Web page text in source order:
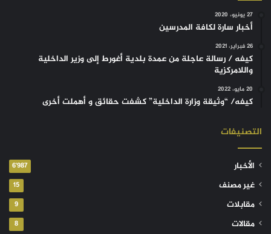
27 يونيو، 2020
أخبار سارة لكافة المدرسين
26 فبراير، 2021
كيفه / رسالة عاجلة من عمدة بلدية أغورط إلى وزير الداخلية
واللامركزية
20 مايو، 2022
كيفه/ “وثيقة وزارة الداخلية” كشفت حقائق و أهملت أخرى
التصنيفات
الأخبار 6٬987
غير مصنف 15
مقابلات 9
مقالات 8